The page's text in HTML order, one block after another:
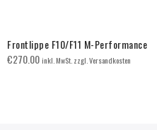
Frontlippe F10/F11 M-Performance
€270.00inkl. MwSt. zzgl. Versandkosten